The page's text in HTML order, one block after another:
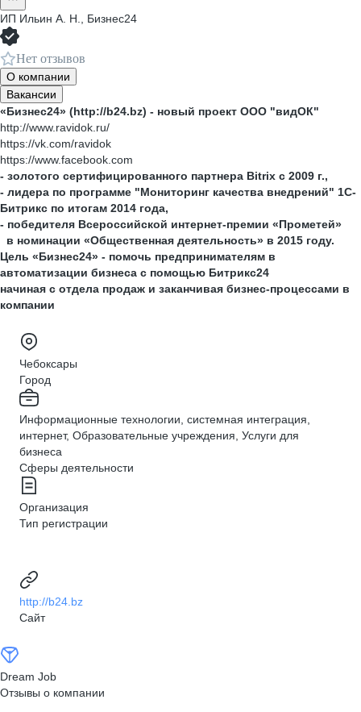
ИП Ильин А. Н., Бизнес24
Нет отзывов
О компании
Вакансии
«Бизнес24» (http://b24.bz) - новый проект ООО "видОК"
http://www.ravidok.ru/
https://vk.com/ravidok
https://www.facebook.com
- золотого сертифицированного партнера Bitrix с 2009 г.,
- лидера по программе "Мониторинг качества внедрений" 1С-
Битрикс по итогам 2014 года,
- победителя Всероссийской интернет-премии «Прометей»
в номинации «Общественная деятельность» в 2015 году.
Цель «Бизнес24» - помочь предпринимателям в
автоматизации бизнеса с помощью Битрикс24
начиная с отдела продаж и заканчивая бизнес-процессами в
компании
Чебоксары
Город
Информационные технологии, системная интеграция,
интернет, Образовательные учреждения, Услуги для
бизнеса
Сферы деятельности
Организация
Тип регистрации
http://b24.bz
Сайт
Dream Job
Отзывы о компании